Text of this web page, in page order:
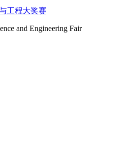
工程大奖赛
and Engineering Fair